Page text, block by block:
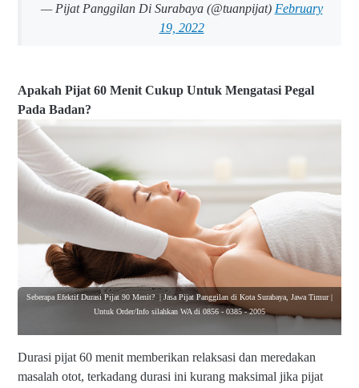
— Pijat Panggilan Di Surabaya (@tuanpijat) February
19, 2022
Apakah Pijat 60 Menit Cukup Untuk Mengatasi Pegal
Pada Badan?
Seberapa Efektif Durasi Pijat 90 Menit? | Jasa Pijat Panggilan di Kota Surabaya, Jawa Timur |
Untuk Order/Info silahkan WA di 0856 - 0385 - 2005
Durasi pijat 60 menit memberikan relaksasi dan meredakan
masalah otot, terkadang durasi ini kurang maksimal jika pijat